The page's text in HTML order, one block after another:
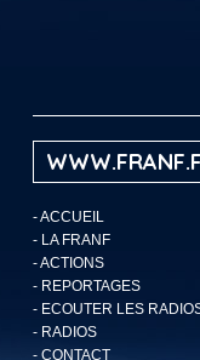
-ACCUEIL
- LA FRANF
-ACTIONS
- REPORTAGES
- ECOUTER LES
- RADIOS
- CONTACT